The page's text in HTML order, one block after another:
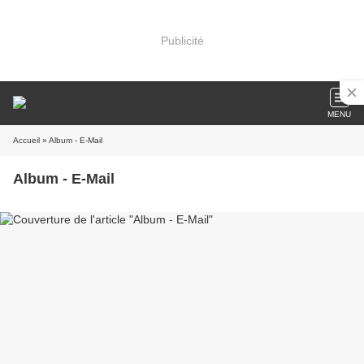
Publicité
MENU
Accueil » Album - E-Mail
Album - E-Mail